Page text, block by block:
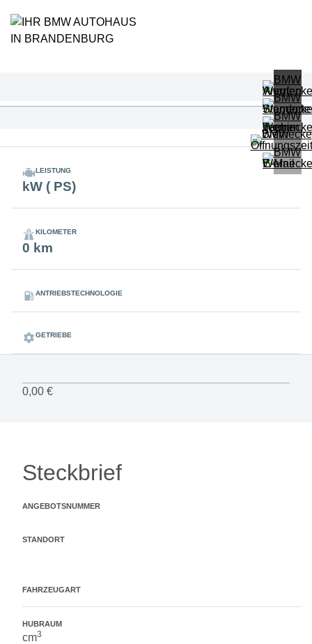
LEISTUNG
kW ( PS)
KILOMETER
0 km
ANTRIEBSTECHNOLOGIE
GETRIEBE
0,00 €
Steckbrief
ANGEBOTSNUMMER
STANDORT
FAHRZEUGART
HUBRAUM
cm3